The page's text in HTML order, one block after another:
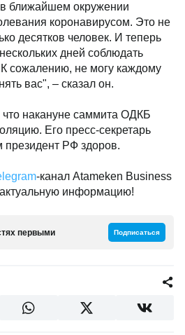
в ближайшем окружении
коронавирусом. Это не
десятков человек. И теперь
дней соблюдать
сожалению, не могу каждому
вас", – сказал он.
что накануне саммита ОДКБ
Его пресс-секретарь
РФ здоров.
-канал Atameken Business
информацию!
первыми Подписаться